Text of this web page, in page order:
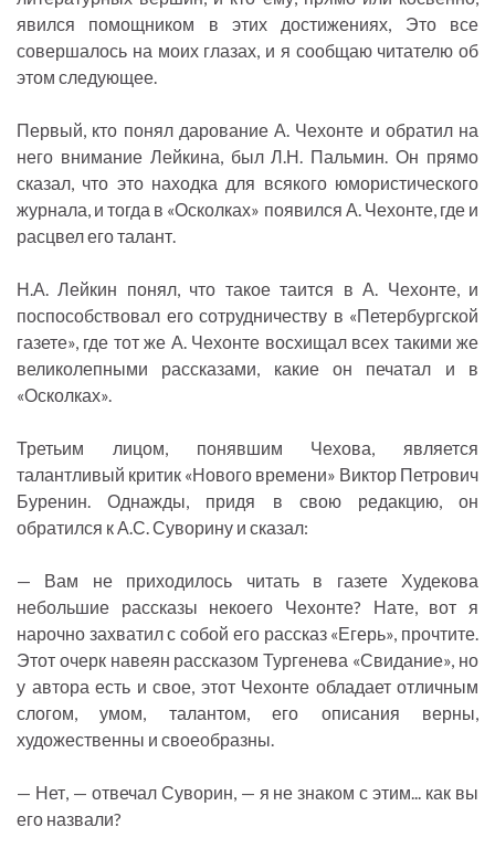
явился помощником в этих достижениях, Это все
совершалось на моих глазах, и я сообщаю читателю об
этом следующее.
Первый, кто понял дарование А. Чехонте и обратил на
него внимание Лейкина, был Л.Н. Пальмин. Он прямо
сказал, что это находка для всякого юмористического
журнала, и тогда в «Осколках» появился А. Чехонте, где и
расцвел его талант.
Н.А. Лейкин понял, что такое таится в А. Чехонте, и
поспособствовал его сотрудничеству в «Петербургской
газете», где тот же А. Чехонте восхищал всех такими же
великолепными рассказами, какие он печатал и в
«Осколках».
Третьим лицом, понявшим Чехова, является
талантливый критик «Нового времени» Виктор Петрович
Буренин. Однажды, придя в свою редакцию, он
обратился к А.С. Суворину и сказал:
— Вам не приходилось читать в газете Худекова
небольшие рассказы некоего Чехонте? Нате, вот я
нарочно захватил с собой его рассказ «Егерь», прочтите.
Этот очерк навеян рассказом Тургенева «Свидание», но
у автора есть и свое, этот Чехонте обладает отличным
слогом, умом, талантом, его описания верны,
художественны и своеобразны.
— Нет, — отвечал Суворин, — я не знаком с этим... как вы
его назвали?